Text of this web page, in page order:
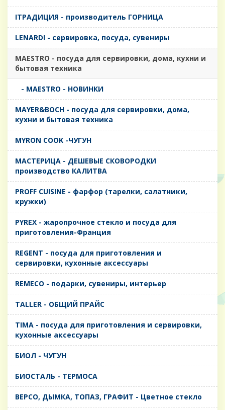
IТРАДИЦИЯ - производитель ГОРНИЦА
LENARDI - сервировка, посуда, сувениры
MAESTRO - посуда для сервировки, дома, кухни и
бытовая техника
- MAESTRO - НОВИНКИ
MAYER&BOCH - посуда для сервировки, дома,
кухни и бытовая техника
MYRON COOK -ЧУГУН
MАСТЕРИЦА - ДЕШЕВЫЕ СКОВОРОДКИ
производство КАЛИТВА
PROFF CUISINE - фарфор (тарелки, салатники,
кружки)
PYREX - жаропрочное стекло и посуда для
приготовления-Франция
REGENT - посуда для приготовления и
сервировки, кухонные аксессуары
REMECO - подарки, сувениры, интерьер
TALLER - ОБЩИЙ ПРАЙС
TIMA - посуда для приготовления и сервировки,
кухонные аксессуары
БИОЛ - ЧУГУН
БИОСТАЛЬ - ТЕРМОСА
ВЕРСО, ДЫМКА, ТОПАЗ, ГРАФИТ - Цветное стекло